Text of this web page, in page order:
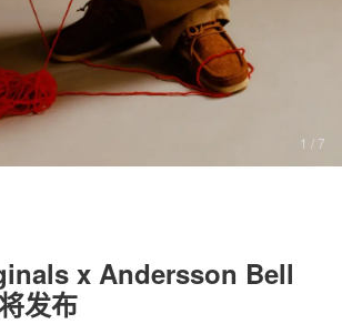
关于我们 联系我们
1 / 7
x Andersson Bell
发布